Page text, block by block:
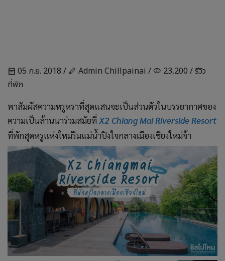
calendar_month 05 ก.ย. 2018 / stylus Admin Chillpainai / visibility 23,200 /รีวิว
ที่พัก
พาสัมผัสความหรูหราที่สุดแสนจะเป็นส่วนตัวในบรรยากาศของ
ความเป็นล้านนาร่วมสมัยที่ X2 Chiang Mai Riverside Resort
ที่พักสุดหรูแห่งใหม่ริมแม่น้ำปิงใจกลางเมืองเชียงใหม่จ้า